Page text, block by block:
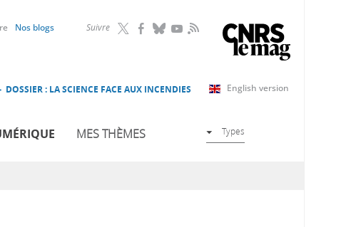
Suivre RSS
Nos blogs
English version
DOSSIER : LA SCIENCE FACE AUX INCENDIES
MES THÈMES Types